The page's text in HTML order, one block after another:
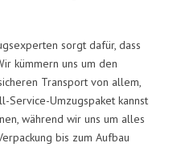
sorgt dafür, dass
kümmern uns um den
Transport von allem,
Service-Umzugspaket kannst
während wir uns um alles
bis zum Aufbau